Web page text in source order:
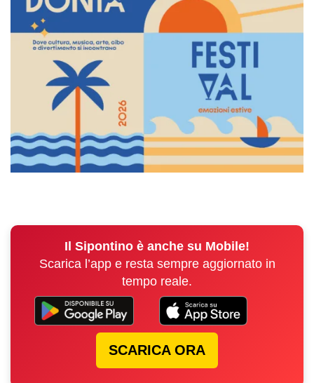
Il Sipontino è anche su Mobile!
Scarica l’app e resta sempre aggiornato in
tempo reale.
SCARICA ORA